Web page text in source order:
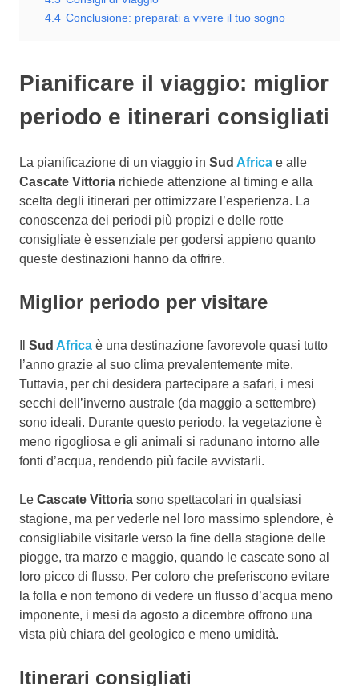
4.4 Conclusione: preparati a vivere il tuo sogno
Pianificare il viaggio: miglior
periodo e itinerari consigliati
La pianificazione di un viaggio in Sud Africa e alle
Cascate Vittoria richiede attenzione al timing e alla
scelta degli itinerari per ottimizzare l’esperienza. La
conoscenza dei periodi più propizi e delle rotte
consigliate è essenziale per godersi appieno quanto
queste destinazioni hanno da offrire.
Miglior periodo per visitare
Sud Africa è una destinazione favorevole quasi tutto
l’anno grazie al suo clima prevalentemente mite.
Tuttavia, per chi desidera partecipare a safari, i mesi
secchi dell’inverno australe (da maggio a settembre)
sono ideali. Durante questo periodo, la vegetazione è
meno rigogliosa e gli animali si radunano intorno alle
fonti d’acqua, rendendo più facile avvistarli.
Le Cascate Vittoria sono spettacolari in qualsiasi
stagione, ma per vederle nel loro massimo splendore, è
consigliabile visitarle verso la fine della stagione delle
piogge, tra marzo e maggio, quando le cascate sono al
loro picco di flusso. Per coloro che preferiscono evitare
la folla e non temono di vedere un flusso d’acqua meno
imponente, i mesi da agosto a dicembre offrono una
vista più chiara del geologico e meno umidità.
Itinerari consigliati